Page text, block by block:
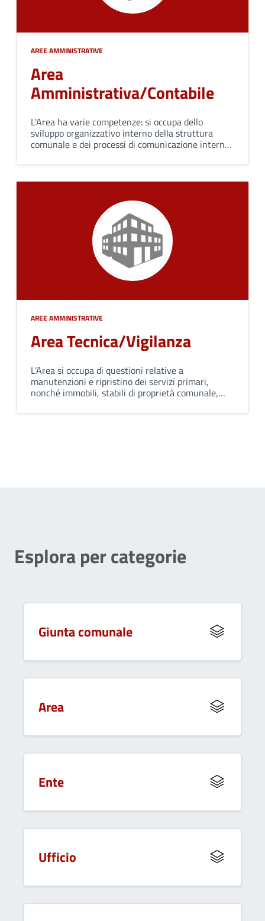
AREE AMMINISTRATIVE
Area
Amministrativa/Contabile
L'Area ha varie competenze: si occupa dello
sviluppo organizzativo interno della struttura
comunale e dei processi di comunicazione interna
governo e alle altre strutture organizzative
dell'ente.
AREE AMMINISTRATIVE
Area Tecnica/Vigilanza
L’Area si occupa di questioni relative a
manutenzioni e ripristino dei servizi primari,
nonché immobili, stabili di proprietà comunale,
presentate da parte dei privati.
Esplora per categorie
Giunta comunale
Area
Ente
Ufficio